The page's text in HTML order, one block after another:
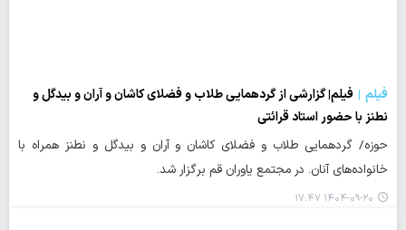
فیلم
فیلم| گزارشی از گردهمایی طلاب و فضلای کاشان و آران و بیدگل و
نطنز با حضور استاد قرائتی
حوزه/ گردهمایی طلاب و فضلای کاشان و آران و بیدگل و نطنز همراه با
خانواده‌های آنان. در مجتمع یاوران قم برگزار شد.
۱۴۰۴-۰۹-۲۰ ۱۷:۴۷